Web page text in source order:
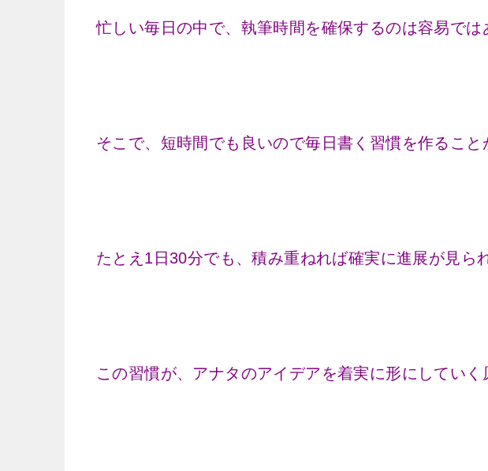
忙しい毎日の中で、執筆時間を確保するのは容易では
そこで、短時間でも良いので毎日書く習慣を作ること
たとえ1日30分でも、積み重ねれば確実に進展が見ら
この習慣が、アナタのアイデアを着実に形にしていく